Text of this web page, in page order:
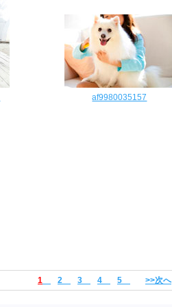
af9980035157
1 2 3 4 5 >>次へ